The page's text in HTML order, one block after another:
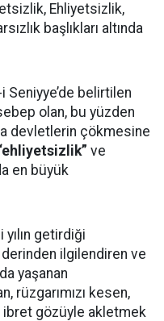
Ehliyetsizlik,
başlıkları altında
belirtilen
olan, bu yüzden
devletlerin çökmesine
ve
en büyük
getirdiği
ilgilendiren ve
yaşanan
rüzgarımızı kesen,
ibret gözüyle akletmek